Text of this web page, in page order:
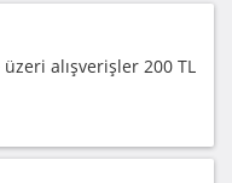
alışverişler 200 TL